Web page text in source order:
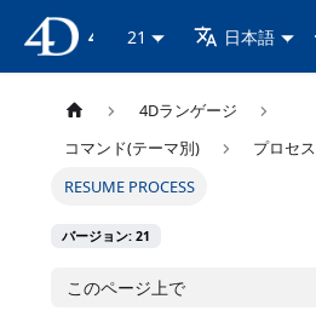
21 日本語
4Dランゲージ
コマンド(テーマ別)
プロセス
RESUME PROCESS
バージョン: 21
このページ上で